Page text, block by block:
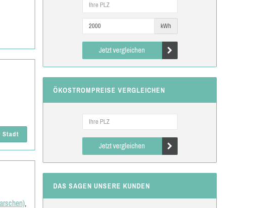
Stadt
,
kWh
Jetzt vergleichen
ÖKOSTROMPREISE VERGLEICHEN
Jetzt vergleichen
DAS SAGEN UNSERE KUNDEN